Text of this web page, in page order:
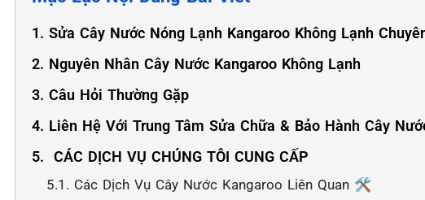
1. Sửa Cây Nước Nóng Lạnh Kangaroo Không Lạnh
2. Nguyên Nhân Cây Nước Kangaroo Không Lạnh
3. Câu Hỏi Thường Gặp
4. Liên Hệ Với Trung Tâm Sửa Chữa & Bảo Hành Cây
5. ️ CÁC DỊCH VỤ CHÚNG TÔI CUNG CẤP
5.1. Các Dịch Vụ Cây Nước Kangaroo Liên Quan 🛠️